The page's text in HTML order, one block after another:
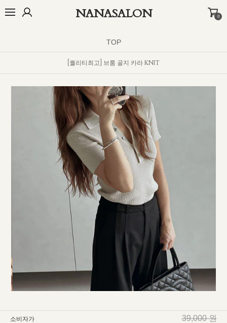
NANASALON 0
TOP
[퀄리티최고] 브룸 골지 카라 KNIT
소비자가 39,000 원